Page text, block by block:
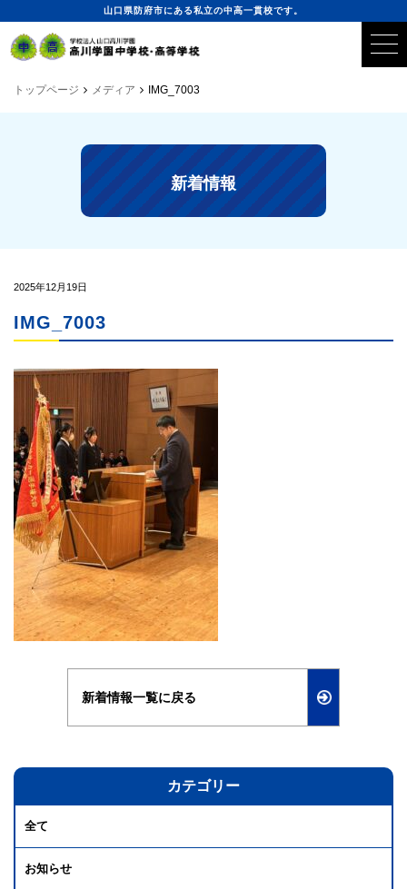
山口県防府市にある私立の中高一貫校です。
トップページ メディア IMG_7003
新着情報
2025年12月19日
IMG_7003
新着情報一覧に戻る
カテゴリー
全て
お知らせ